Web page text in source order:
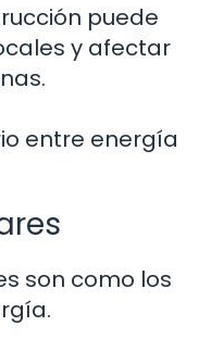
puede
y afectar
entre energía
son como los